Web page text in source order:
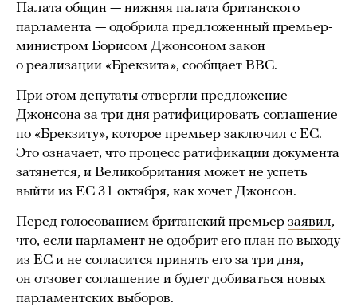
Палата общин — нижняя палата британского
парламента — одобрила предложенный премьер-
министром Борисом Джонсоном закон
о реализации «Брекзита», сообщает BBC.
При этом депутаты отвергли предложение
Джонсона за три дня ратифицировать соглашение
по «Брекзиту», которое премьер заключил с ЕС.
Это означает, что процесс ратификации документа
затянется, и Великобритания может не успеть
выйти из ЕС 31 октября, как хочет Джонсон.
Перед голосованием британский премьер заявил,
что, если парламент не одобрит его план по выходу
из ЕС и не согласится принять его за три дня,
он отзовет соглашение и будет добиваться новых
парламентских выборов.